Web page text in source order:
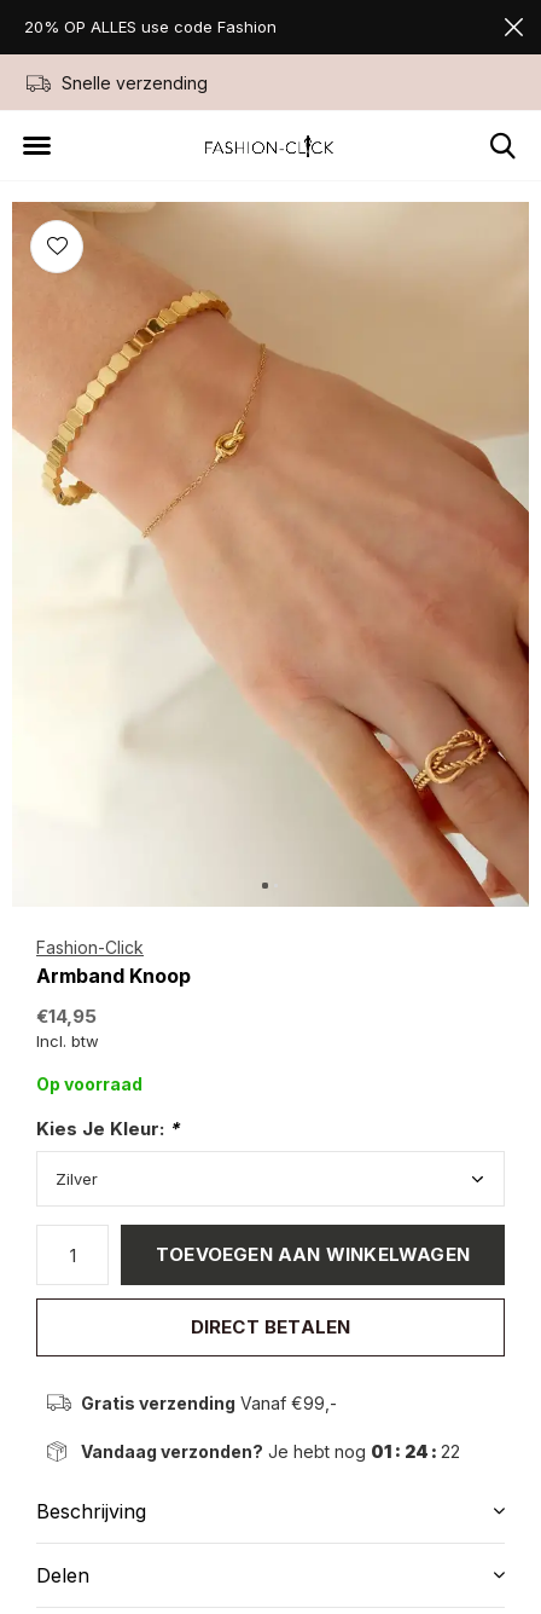
Snelle verzending
20% OP ALLES use code Fashion
Fashion-Click
Armband Knoop
€14,95
Incl. btw
Op voorraad
Kies Je Kleur: *
TOEVOEGEN AAN WINKELWAGEN
DIRECT BETALEN
Gratis verzending Vanaf €99,-
Vandaag verzonden? Je hebt nog 01 : 24 : 22
Beschrijving
Delen